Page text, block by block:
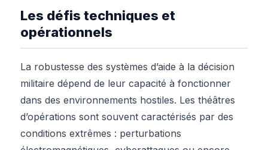
Les défis techniques et
opérationnels
La robustesse des systèmes d’aide à la décision
militaire dépend de leur capacité à fonctionner
dans des environnements hostiles. Les théâtres
d’opérations sont souvent caractérisés par des
conditions extrêmes : perturbations